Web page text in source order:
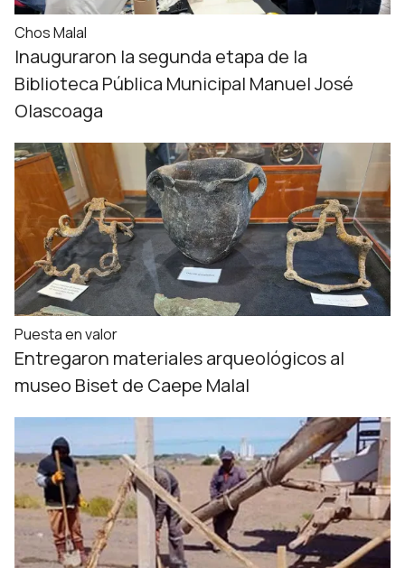
Chos Malal
Inauguraron la segunda etapa de la
Biblioteca Pública Municipal Manuel José
Olascoaga
Puesta en valor
Entregaron materiales arqueológicos al
museo Biset de Caepe Malal